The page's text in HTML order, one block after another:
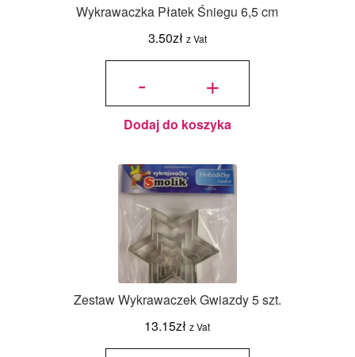
Wykrawaczka Płatek Śniegu 6,5 cm
3.50zł z Vat
-
ilość
Śniegu 6,5
cm +
Dodaj do koszyka
Zestaw Wykrawaczek Gwiazdy 5 szt.
13.15zł z Vat
ilość Zestaw